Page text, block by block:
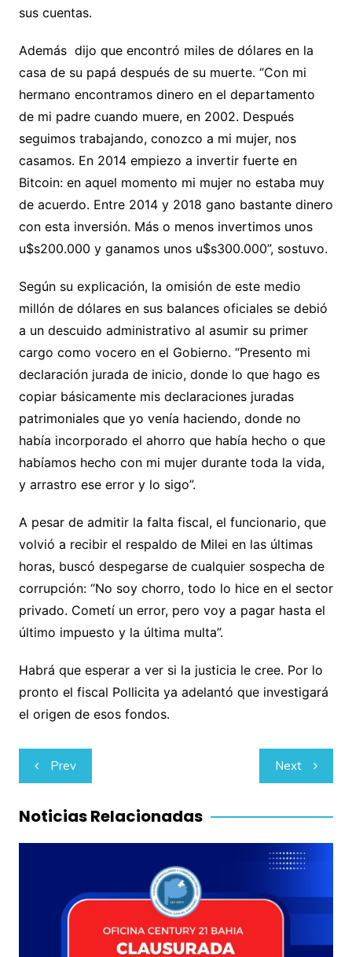
sus cuentas.
Además dijo que encontró miles de dólares en la
casa de su papá después de su muerte. “Con mi
hermano encontramos dinero en el departamento
de mi padre cuando muere, en 2002. Después
seguimos trabajando, conozco a mi mujer, nos
casamos. En 2014 empiezo a invertir fuerte en
Bitcoin: en aquel momento mi mujer no estaba muy
de acuerdo. Entre 2014 y 2018 gano bastante dinero
con esta inversión. Más o menos invertimos unos
u$s200.000 y ganamos unos u$s300.000”, sostuvo.
Según su explicación, la omisión de este medio
millón de dólares en sus balances oficiales se debió
a un descuido administrativo al asumir su primer
cargo como vocero en el Gobierno. “Presento mi
declaración jurada de inicio, donde lo que hago es
copiar básicamente mis declaraciones juradas
patrimoniales que yo venía haciendo, donde no
había incorporado el ahorro que había hecho o que
habíamos hecho con mi mujer durante toda la vida,
y arrastro ese error y lo sigo”.
A pesar de admitir la falta fiscal, el funcionario, que
volvió a recibir el respaldo de Milei en las últimas
horas, buscó despegarse de cualquier sospecha de
corrupción: “No soy chorro, todo lo hice en el sector
privado. Cometí un error, pero voy a pagar hasta el
último impuesto y la última multa”.
Habrá que esperar a ver si la justicia le cree. Por lo
pronto el fiscal Pollicita ya adelantó que investigará
el origen de esos fondos.
Navegación
de
entradas
Prev Next
Noticias Relacionadas